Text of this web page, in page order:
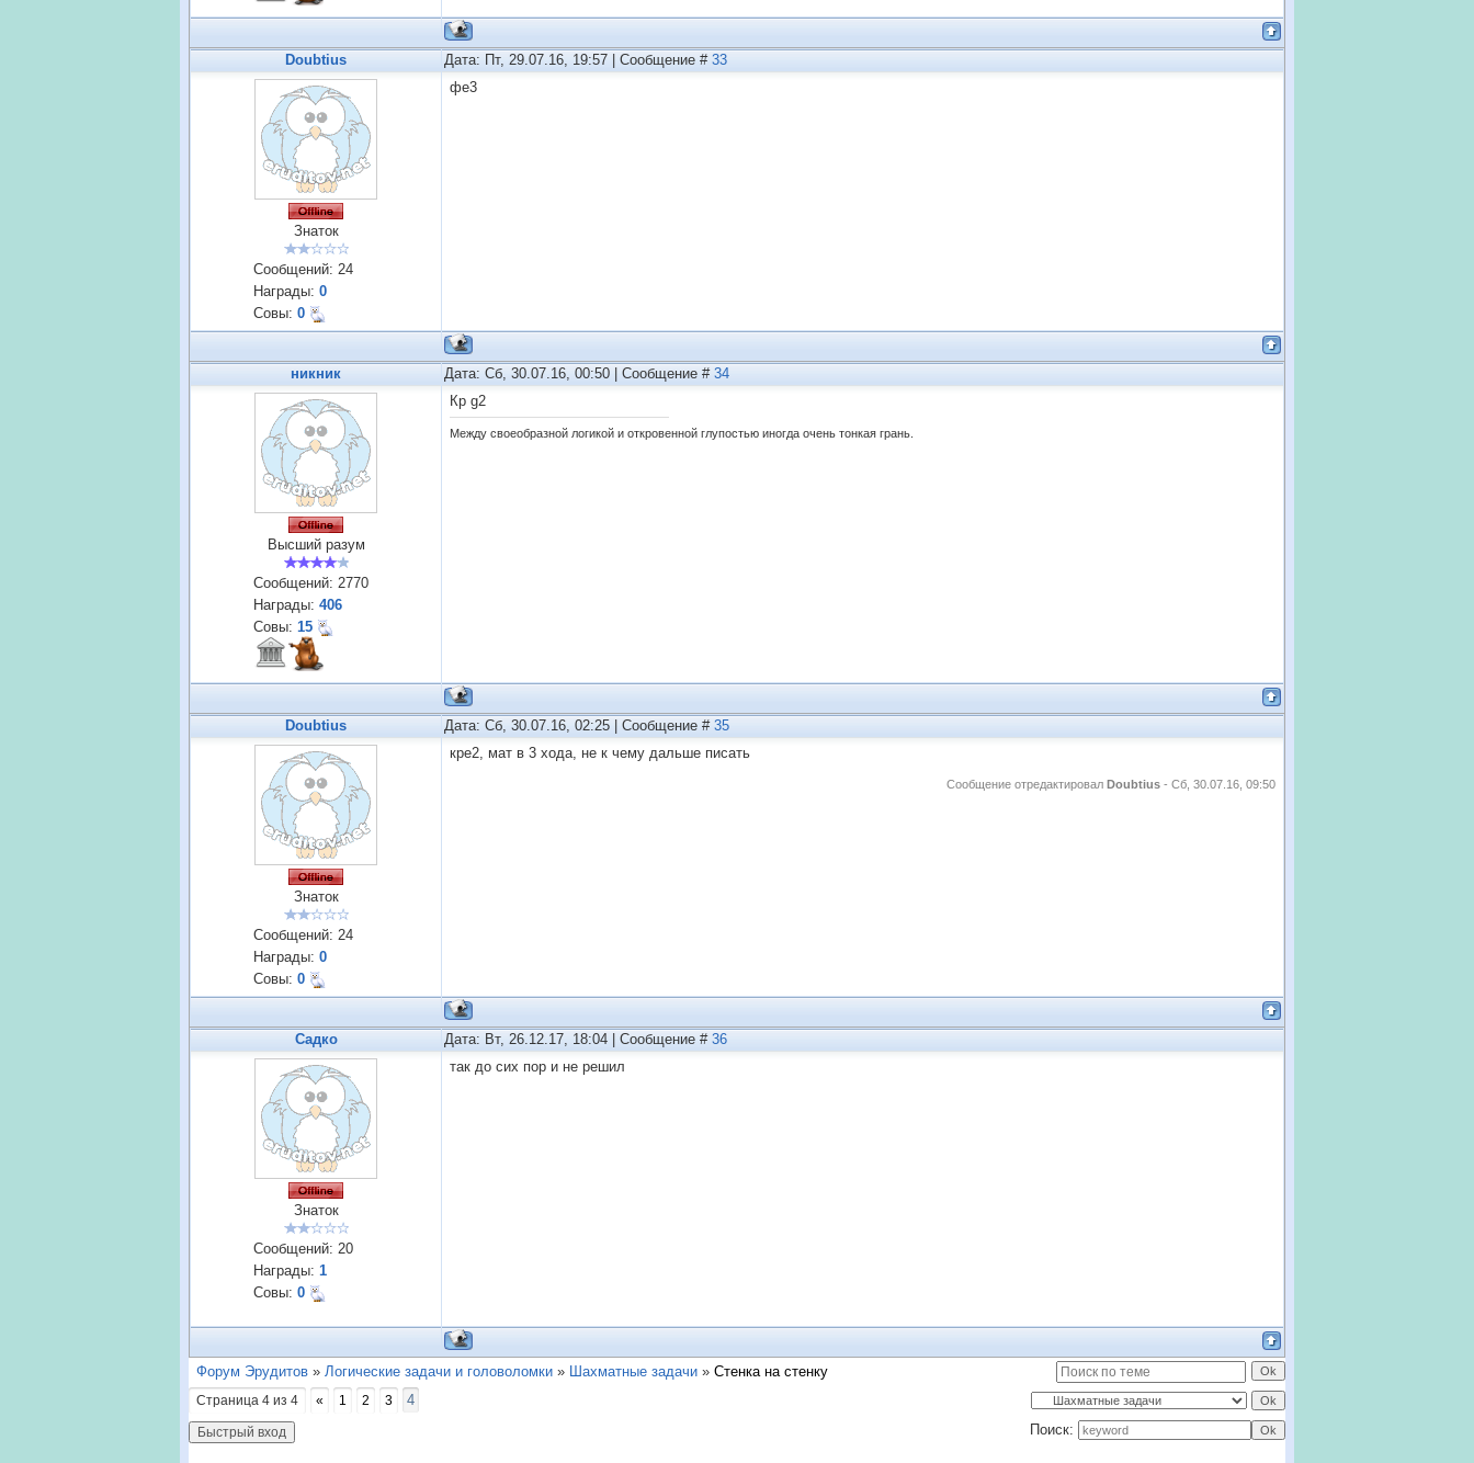
Doubtius Дата: Пт, 29.07.16, 19:57 | Сообщение # 33
Знаток
Сообщений: 24
Награды: 0
Совы: 0
фе3
никник Дата: Сб, 30.07.16, 00:50 | Сообщение # 34
Высший разум
Сообщений: 2770
Награды: 406
Совы: 15
Кр g2
Между своеобразной логикой и откровенной глупостью иногда очень тонкая грань.
Doubtius Дата: Сб, 30.07.16, 02:25 | Сообщение # 35
Знаток
Сообщений: 24
Награды: 0
Совы: 0
кре2, мат в 3 хода, не к чему дальше писать
Сообщение отредактировал Doubtius - Сб, 30.07.16, 09:50
Садко Дата: Вт, 26.12.17, 18:04 | Сообщение # 36
Знаток
Сообщений: 20
Награды: 1
Совы: 0
так до сих пор и не решил
Форум Эрудитов » Логические задачи и головоломки » Шахматные задачи » Стенка на стенку
Страница 4 из 4 « 1 2 3
4
Поиск: